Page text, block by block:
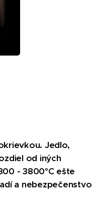
Jedlo,
od iných
- 3800°C ešte
a nebezpečenstvo